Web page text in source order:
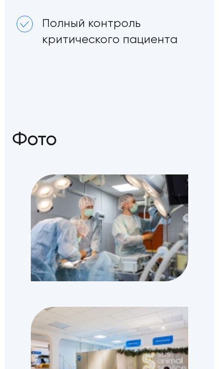
Полный контроль
критического пациента
Фото